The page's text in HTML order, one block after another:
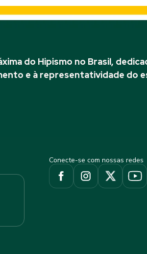
do Hipismo no Brasil,
e à representatividade do
Conecte-se com nossas redes